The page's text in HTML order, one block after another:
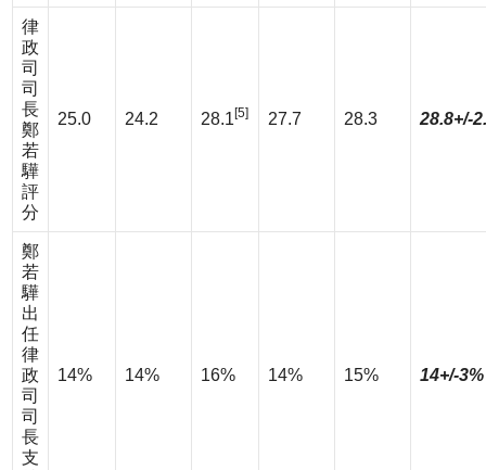
律
政
司
司
長
鄭
若
驊
評
分
25.0 24.2 28.1 [5] 27.7 28.3 28.8+/-
鄭
若
驊
出
任
律
政
司
司
長
支
14% 14% 16% 14% 15% 14+/-3%